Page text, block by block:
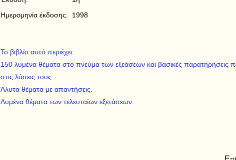
Ημερομηνία έκδοσης:
1998
Το βιβλίο αυτό περιέχει:
150 λυμένα θέματα στο πνεύμα των εξεάσεων και βασικές παρατηρήσεις
στις λύσεις τους.
Άλυτα θέματα με απαντήσεις.
Λυμένα θέματα των τελευταίων εξετάσεων.